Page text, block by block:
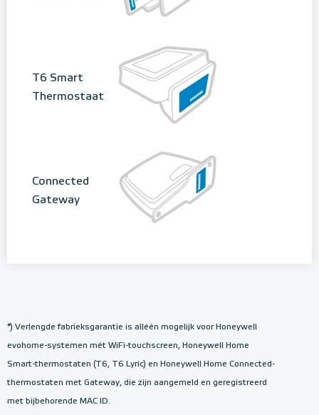
T6 Smart
Thermostaat
Connected
Gateway
*) Verlengde fabrieksgarantie is alléén mogelijk voor Honeywell
evohome-systemen mét WiFi-touchscreen, Honeywell Home
Smart-thermostaten (T6, T6 Lyric) en Honeywell Home Connected-
thermostaten met Gateway, die zijn aangemeld en geregistreerd
met bijbehorende MAC ID.